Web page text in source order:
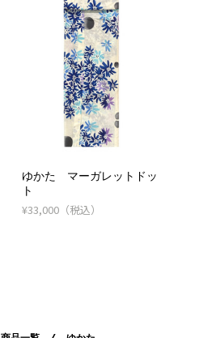
ゆかた マーガレットドッ
ト
¥33,000（税込）